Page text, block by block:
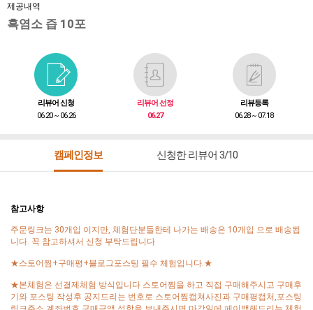
제공내역
흑염소 즙 10포
리뷰어 신청
06.20 ~ 06.26
리뷰어 선정
06.27
리뷰등록
06.28 ~ 07.18
캠페인정보 신청한 리뷰어 3/10
참고사항
주문링크는 30개입 이지만, 체험단분들한테 나가는 배송은 10개입 으로 배송됩
니다. 꼭 참고하셔서 신청 부탁드립니다
★스토어찜+구매평+블로그포스팅 필수 체험입니다.★
★본체험은 선결제체험 방식입니다 스토어찜을 하고 직접 구매해주시고 구매후
기와 포스팅 작성후 공지드리는 번호로 스토어찜캡쳐사진과 구매평캡처,포스팅